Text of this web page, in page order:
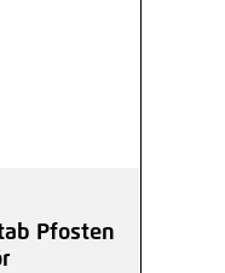
Pfosten